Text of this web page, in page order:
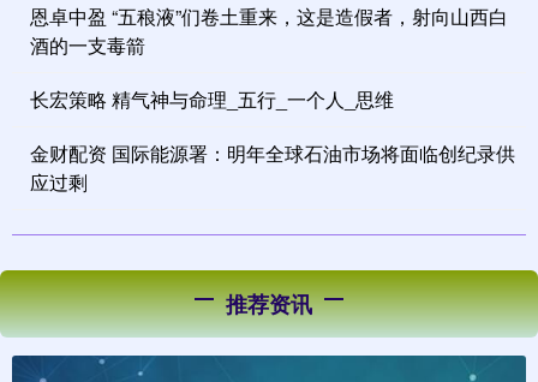
恩卓中盈 “五稂液”们卷土重来，这是造假者，射向山西白
酒的一支毒箭
长宏策略 精气神与命理_五行_一个人_思维
金财配资 国际能源署：明年全球石油市场将面临创纪录供
应过剩
推荐资讯